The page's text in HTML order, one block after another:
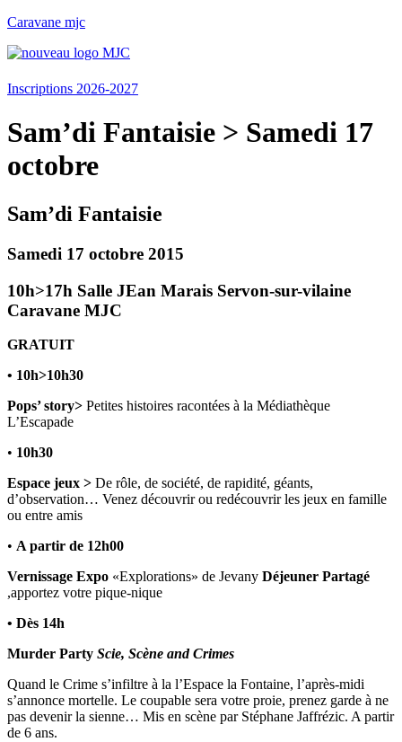
Caravane mjc
Inscriptions 2026-2027
Sam’di Fantaisie > Samedi 17
octobre
Sam’di Fantaisie
Samedi 17 octobre 2015
10h>17h Salle JEan Marais Servon-sur-vilaine
Caravane MJC
GRATUIT
• 10h>10h30
Pops’ story> Petites histoires racontées à la Médiathèque
L’Escapade
• 10h30
Espace jeux > De rôle, de société, de rapidité, géants,
d’observation… Venez découvrir ou redécouvrir les jeux en famille
ou entre amis
• A partir de 12h00
Vernissage Expo «Explorations» de Jevany Déjeuner Partagé
,apportez votre pique-nique
• Dès 14h
Murder Party Scie, Scène and Crimes
Quand le Crime s’infiltre à la l’Espace la Fontaine, l’après-midi
s’annonce mortelle. Le coupable sera votre proie, prenez garde à ne
pas devenir la sienne… Mis en scène par Stéphane Jaffrézic. A partir
de 6 ans.